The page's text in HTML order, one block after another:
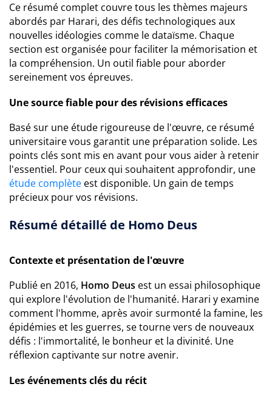
Ce résumé complet couvre tous les thèmes majeurs
abordés par Harari, des défis technologiques aux
nouvelles idéologies comme le dataïsme. Chaque
section est organisée pour faciliter la mémorisation et
la compréhension. Un outil fiable pour aborder
sereinement vos épreuves.
Une source fiable pour des révisions efficaces
Basé sur une étude rigoureuse de l'œuvre, ce résumé
universitaire vous garantit une préparation solide. Les
points clés sont mis en avant pour vous aider à retenir
l'essentiel. Pour ceux qui souhaitent approfondir, une
étude complète est disponible. Un gain de temps
précieux pour vos révisions.
Résumé détaillé de Homo Deus
Contexte et présentation de l'œuvre
Publié en 2016, Homo Deus est un essai philosophique
qui explore l'évolution de l'humanité. Harari y examine
comment l'homme, après avoir surmonté la famine, les
épidémies et les guerres, se tourne vers de nouveaux
défis : l'immortalité, le bonheur et la divinité. Une
réflexion captivante sur notre avenir.
Les événements clés du récit